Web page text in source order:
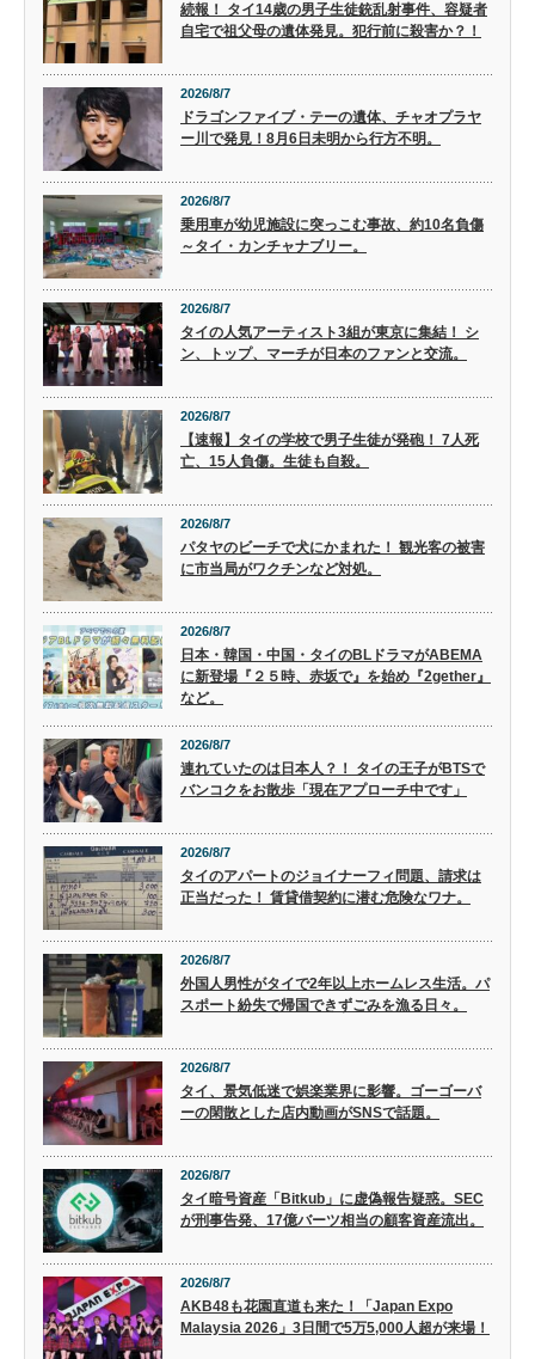
続報！ タイ14歳の男子生徒銃乱射事件、容疑者
自宅で祖父母の遺体発見。犯行前に殺害か？！
2026/8/7
ドラゴンファイブ・テーの遺体、チャオプラヤ
ー川で発見！8月6日未明から行方不明。
2026/8/7
乗用車が幼児施設に突っこむ事故、約10名負傷
～タイ・カンチャナブリー。
2026/8/7
タイの人気アーティスト3組が東京に集結！ シ
ン、トップ、マーチが日本のファンと交流。
2026/8/7
【速報】タイの学校で男子生徒が発砲！ 7人死
亡、15人負傷。生徒も自殺。
2026/8/7
パタヤのビーチで犬にかまれた！ 観光客の被害
に市当局がワクチンなど対処。
2026/8/7
日本・韓国・中国・タイのBLドラマがABEMA
に新登場『２５時、赤坂で』を始め『2gether』
など。
2026/8/7
連れていたのは日本人？！ タイの王子がBTSで
バンコクをお散歩「現在アプローチ中です」
2026/8/7
タイのアパートのジョイナーフィ問題、請求は
正当だった！ 賃貸借契約に潜む危険なワナ。
2026/8/7
外国人男性がタイで2年以上ホームレス生活。パ
スポート紛失で帰国できずごみを漁る日々。
2026/8/7
タイ、景気低迷で娯楽業界に影響。ゴーゴーバ
ーの閑散とした店内動画がSNSで話題。
2026/8/7
タイ暗号資産「Bitkub」に虚偽報告疑惑。SEC
が刑事告発、17億バーツ相当の顧客資産流出。
2026/8/7
AKB48も花園直道も来た！「Japan Expo
Malaysia 2026」3日間で5万5,000人超が来場！